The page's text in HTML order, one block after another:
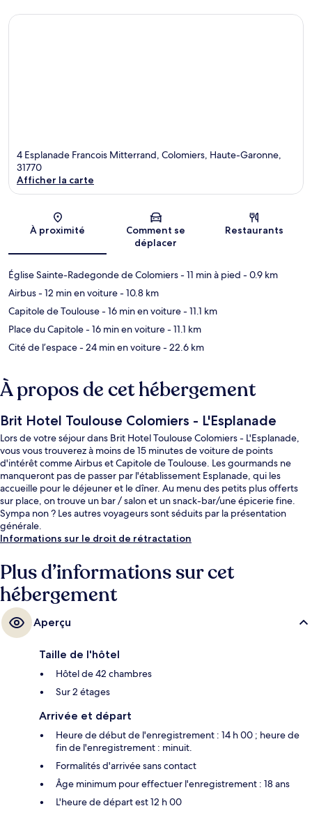
4 Esplanade Francois Mitterrand, Colomiers, Haute-Garonne,
31770
Afficher la carte
À proximité
Comment se
déplacer
Restaurants
Église Sainte-Radegonde de Colomiers- 11 min à pied - 0.9 km
Airbus- 12 min en voiture- 10.8 km
Capitole de Toulouse- 16 min en voiture- 11.1 km
Place du Capitole- 16 min en voiture- 11.1 km
Cité de l’espace- 24 min en voiture- 22.6 km
À propos de cet hébergement
Brit Hotel Toulouse Colomiers - L'Esplanade
Lors de votre séjour dans Brit Hotel Toulouse Colomiers - L'Esplanade,
vous vous trouverez à moins de 15 minutes de voiture de points
d'intérêt comme Airbus et Capitole de Toulouse. Les gourmands ne
manqueront pas de passer par l'établissement Esplanade, qui les
accueille pour le déjeuner et le dîner. Au menu des petits plus offerts
sur place, on trouve un bar / salon et un snack-bar/une épicerie fine.
Sympa non ? Les autres voyageurs sont séduits par la présentation
générale.
Informations sur le droit de rétractation
Plus d’informations sur cet
hébergement
Aperçu
Taille de l'hôtel
Hôtel de 42 chambres
Sur 2 étages
Arrivée et départ
Heure de début de l'enregistrement : 14 h 00 ; heure de
fin de l'enregistrement : minuit.
Formalités d'arrivée sans contact
Âge minimum pour effectuer l'enregistrement : 18 ans
L'heure de départ est 12 h 00